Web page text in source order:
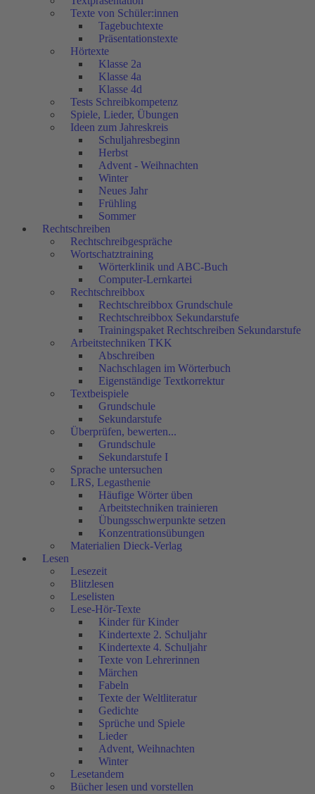
Texte von Schüler:innen
Tagebuchtexte
Präsentationstexte
Hörtexte
Klasse 2a
Klasse 4a
Klasse 4d
Tests Schreibkompetenz
Spiele, Lieder, Übungen
Ideen zum Jahreskreis
Schuljahresbeginn
Herbst
Advent - Weihnachten
Winter
Neues Jahr
Frühling
Sommer
Rechtschreiben
Rechtschreibgespräche
Wortschatztraining
Wörterklinik und ABC-Buch
Computer-Lernkartei
Rechtschreibbox
Rechtschreibbox Grundschule
Rechtschreibbox Sekundarstufe
Trainingspaket Rechtschreiben Sekundarstufe
Arbeitstechniken TKK
Abschreiben
Nachschlagen im Wörterbuch
Eigenständige Textkorrektur
Textbeispiele
Grundschule
Sekundarstufe
Überprüfen, bewerten...
Grundschule
Sekundarstufe I
Sprache untersuchen
LRS, Legasthenie
Häufige Wörter üben
Arbeitstechniken trainieren
Übungsschwerpunkte setzen
Konzentrationsübungen
Materialien Dieck-Verlag
Lesen
Lesezeit
Blitzlesen
Leselisten
Lese-Hör-Texte
Kinder für Kinder
Kindertexte 2. Schuljahr
Kindertexte 4. Schuljahr
Texte von Lehrerinnen
Märchen
Fabeln
Texte der Weltliteratur
Gedichte
Sprüche und Spiele
Lieder
Advent, Weihnachten
Winter
Lesetandem
Bücher lesen und vorstellen